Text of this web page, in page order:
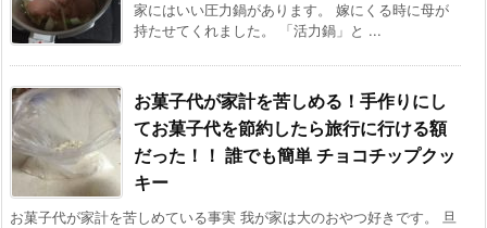
家にはいい圧力鍋があります。 嫁にくる時に母が
持たせてくれました。 「活力鍋」と ...
お菓子代が家計を苦しめる！手作りにし
てお菓子代を節約したら旅行に行ける額
だった！！ 誰でも簡単 チョコチップクッ
キー
お菓子代が家計を苦しめている事実 我が家は大のおやつ好きです。 旦